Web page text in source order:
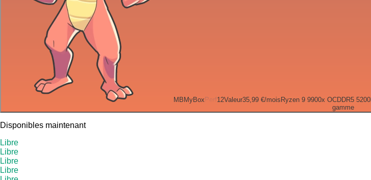
MB MyBoxPerf12Valeur35,99 €/mois Ryzen 9 9900x OCDDR5 5200
gamme
Disponibles maintenant
Libre
Libre
Libre
Libre